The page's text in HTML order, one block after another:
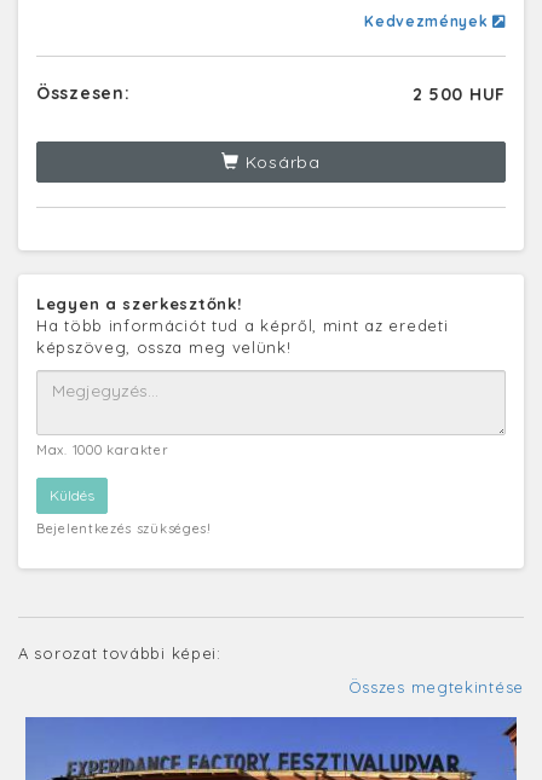
Kedvezmények
Összesen: 2 500 HUF
Kosárba
Legyen a szerkesztőnk!
Ha több információt tud a képről, mint az eredeti
képszöveg, ossza meg velünk!
Max. 1000 karakter
Bejelentkezés szükséges!
A sorozat további képei:
Összes megtekintése